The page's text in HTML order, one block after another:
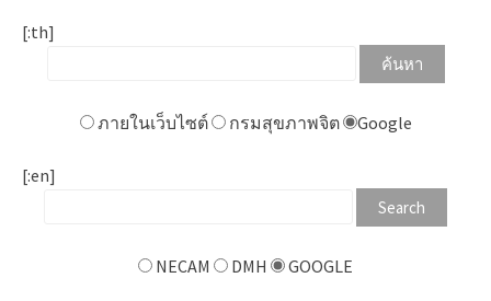
[:th]
ภายในเว็บไซต์ กรมสุขภาพจิต Google
[:en]
NECAM DMH GOOGLE